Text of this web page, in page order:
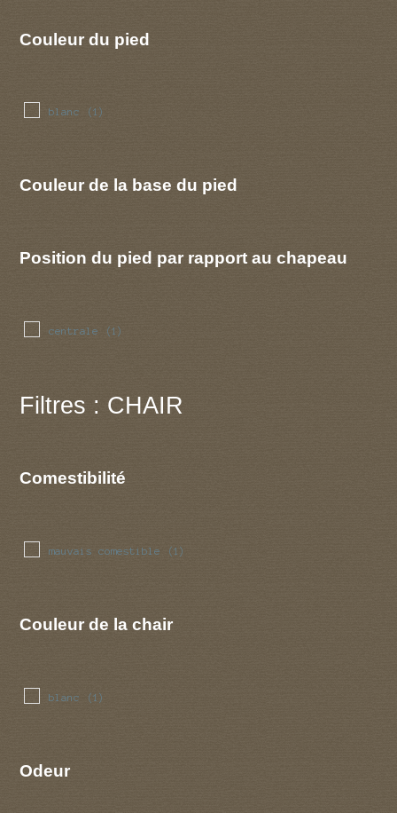
Couleur du pied
blanc (1)
Couleur de la base du pied
Position du pied par rapport au chapeau
centrale (1)
Filtres : CHAIR
Comestibilité
mauvais comestible (1)
Couleur de la chair
blanc (1)
Odeur